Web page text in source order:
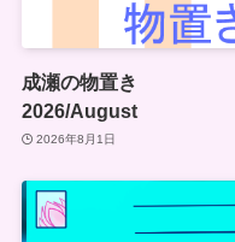
成瀬の物置き
2026/August
2026年8月1日